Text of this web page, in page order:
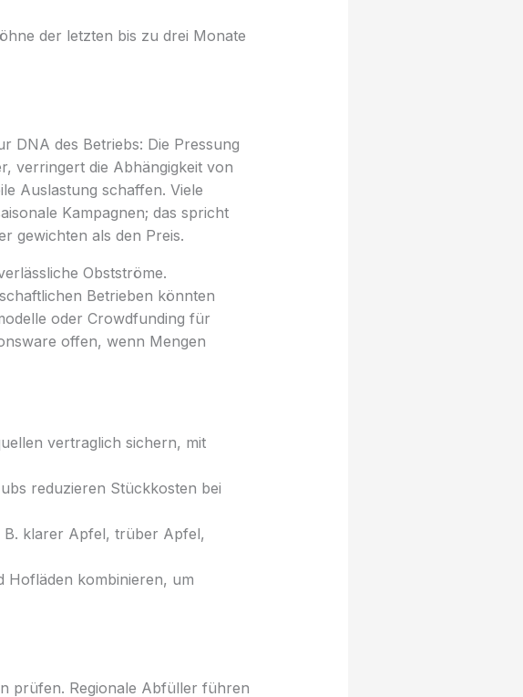
der letzten bis zu drei Monate
DNA des Betriebs: Die Pressung
verringert die Abhängigkeit von
Auslastung schaffen. Viele
Kampagnen; das spricht
gewichten als den Preis.
Obstströme.
Betrieben könnten
oder Crowdfunding für
offen, wenn Mengen
vertraglich sichern, mit
reduzieren Stückkosten bei
klarer Apfel, trüber Apfel,
Hofläden kombinieren, um
prüfen. Regionale Abfüller führen